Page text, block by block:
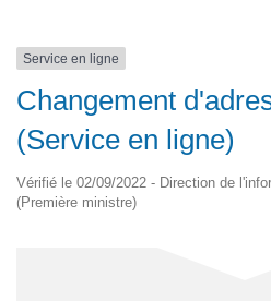
Service en ligne
Changement
(Service en ligne)
Vérifié le 02/09/2022 - Direction de
(Première ministre)